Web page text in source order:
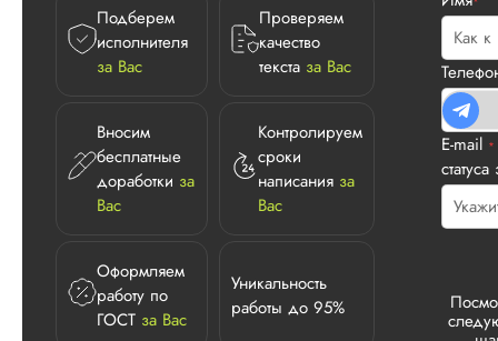
Подберем
исполнителя
за Вас
Проверяем
качество
текста за Вас
Вносим
бесплатные
доработки за
Вас
Контролируем
сроки
написания за
Вас
Оформляем
работу по
ГОСТ за Вас
Уникальность
работы до 95%
E-mail *